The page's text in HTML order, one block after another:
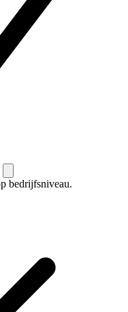
bedrijfsniveau.